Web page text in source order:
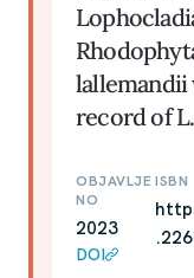
record of
OBJAVLJE
NO
2023
DOI
ISBN